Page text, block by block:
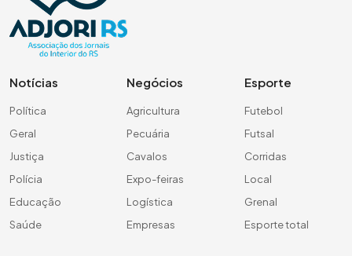
Notícias
Política
Geral
Justiça
Polícia
Educação
Saúde
Negócios
Agricultura
Pecuária
Cavalos
Expo-feiras
Logística
Empresas
Esporte
Futebol
Futsal
Corridas
Local
Grenal
Esporte total